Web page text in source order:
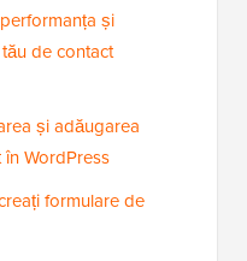
și
de contact
și adăugarea
WordPress
formulare de